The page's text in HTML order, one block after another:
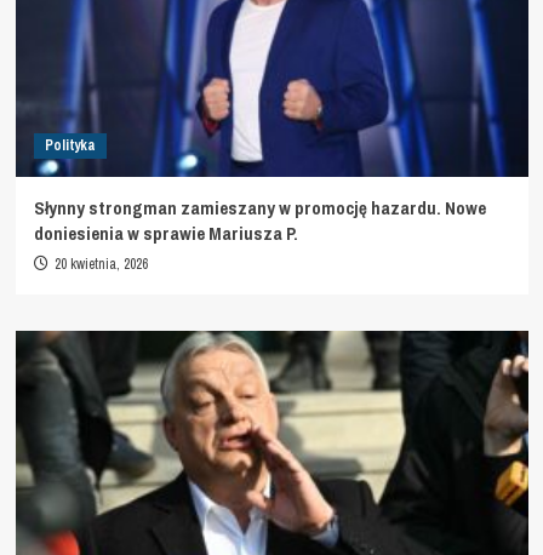
Polityka
Słynny strongman zamieszany w promocję hazardu. Nowe
doniesienia w sprawie Mariusza P.
20 kwietnia, 2026